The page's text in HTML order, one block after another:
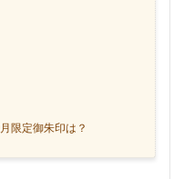
限定御朱印は？